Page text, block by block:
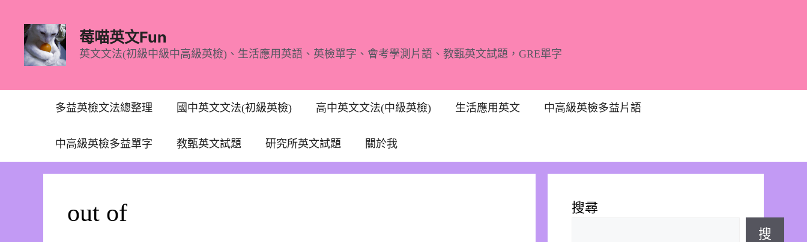
內
莓喵英文Fun
英文文法(初級中級中高級英檢)、生活應用英語、英檢單字、會考學測片語、教甄英文試題，GRE單字
多益英檢文法總整理 國中英文文法(初級英檢) 高中英文文法(中級英檢) 生活應用英文 中高級英檢多益片語
中高級英檢多益單字 教甄英文試題 研究所英文試題 關於我
out of
搜尋
搜